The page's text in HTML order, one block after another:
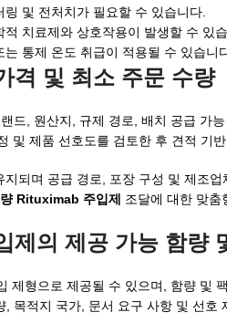
및 전처치가 필요할 수 있습니다.
치료제와 상호작용이 발생할 수 있
통제 온도 취급이 적용될 수 있습니
격 및 최소 주문 수량
드, 원산지, 규제 경로, 배치 공급 가
및 제품 선호도를 검토한 후 견적 기
되며 공급 경로, 포장 구성 및 제조
Rituximab 주입제 조달에 대한 맞춤
제의 제공 가능 함량
제형으로 제공될 수 있으며, 함량 및
목적지 국가, 문서 요구 사항 및 선호